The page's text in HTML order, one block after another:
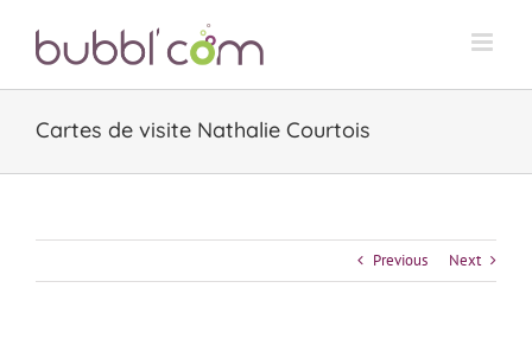
content
Cartes de visite Nathalie Courtois
Previous Next